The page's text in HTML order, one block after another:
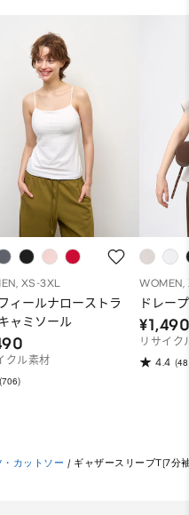
XS-3XL
ィールナローストラ
ャミソール
クル素材
(706)
WOMEN,
ドレー
リサイク
4.4
カットソー / ギャザースリーブT(7分